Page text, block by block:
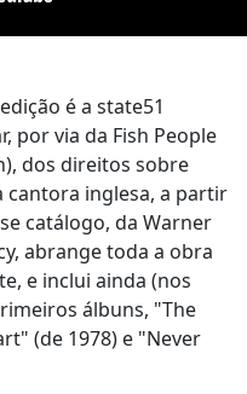
é a state51
por via da Fish People
dos direitos sobre
inglesa, a partir
catálogo, da Warner
abrange toda a obra
e inclui ainda (nos
álbuns, "The
(de 1978) e "Never